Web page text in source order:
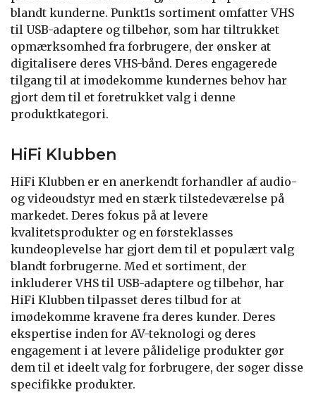
blandt kunderne. Punkt1s sortiment omfatter VHS
til USB-adaptere og tilbehør, som har tiltrukket
opmærksomhed fra forbrugere, der ønsker at
digitalisere deres VHS-bånd. Deres engagerede
tilgang til at imødekomme kundernes behov har
gjort dem til et foretrukket valg i denne
produktkategori.
HiFi Klubben
HiFi Klubben er en anerkendt forhandler af audio-
og videoudstyr med en stærk tilstedeværelse på
markedet. Deres fokus på at levere
kvalitetsprodukter og en førsteklasses
kundeoplevelse har gjort dem til et populært valg
blandt forbrugerne. Med et sortiment, der
inkluderer VHS til USB-adaptere og tilbehør, har
HiFi Klubben tilpasset deres tilbud for at
imødekomme kravene fra deres kunder. Deres
ekspertise inden for AV-teknologi og deres
engagement i at levere pålidelige produkter gør
dem til et ideelt valg for forbrugere, der søger disse
specifikke produkter.